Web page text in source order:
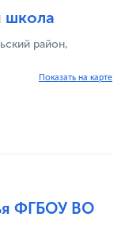
школа
район,
Показать на карте
ФГБОУ ВО